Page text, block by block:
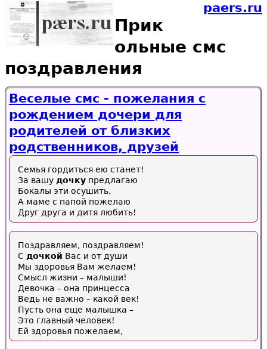
paers.ru
Прик
ольные смс
поздравления
Веселые смс - пожелания с
рождением дочери для
родителей от близких
родственников, друзей
Семья гордиться ею станет!
За вашу дочку предлагаю
Бокалы эти осушить,
А маме с папой пожелаю
Друг друга и дитя любить!
Поздравляем, поздравляем!
С дочкой Вас и от души
Мы здоровья Вам желаем!
Смысл жизни – малыши!
Девочка – она принцесса
Ведь не важно – какой век!
Пусть она еще малышка –
Это главный человек!
Ей здоровья пожелаем,